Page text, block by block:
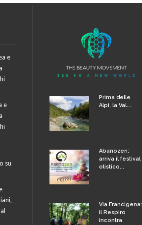
e
e
su
Prima delle
Alpi, la Val...
Abanozen:
arriva il festival
olistico...
Via Francigena:
il Respiro
incontra